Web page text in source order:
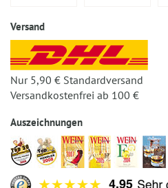
Versand
Nur 5,90 € Standardversand
Versandkostenfrei ab 100 €
Auszeichnungen